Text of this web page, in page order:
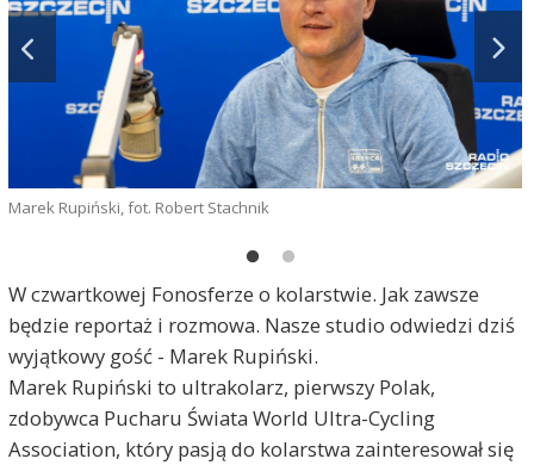
Marek Rupiński, fot. Robert Stachnik
W czwartkowej Fonosferze o kolarstwie. Jak zawsze
będzie reportaż i rozmowa. Nasze studio odwiedzi dziś
wyjątkowy gość - Marek Rupiński.
Marek Rupiński to ultrakolarz, pierwszy Polak,
zdobywca Pucharu Świata World Ultra-Cycling
Association, który pasją do kolarstwa zainteresował się